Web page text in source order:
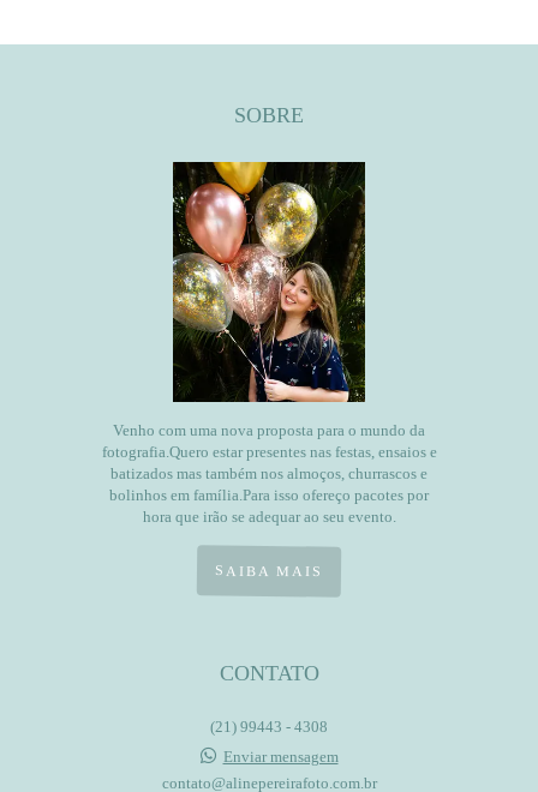
SOBRE
Venho com uma nova proposta para o mundo da
fotografia.Quero estar presentes nas festas, ensaios e
batizados mas também nos almoços, churrascos e
bolinhos em família.Para isso ofereço pacotes por
hora que irão se adequar ao seu evento.
SAIBA MAIS
CONTATO
(21) 99443 - 4308
Enviar mensagem
contato@alinepereirafoto.com.br